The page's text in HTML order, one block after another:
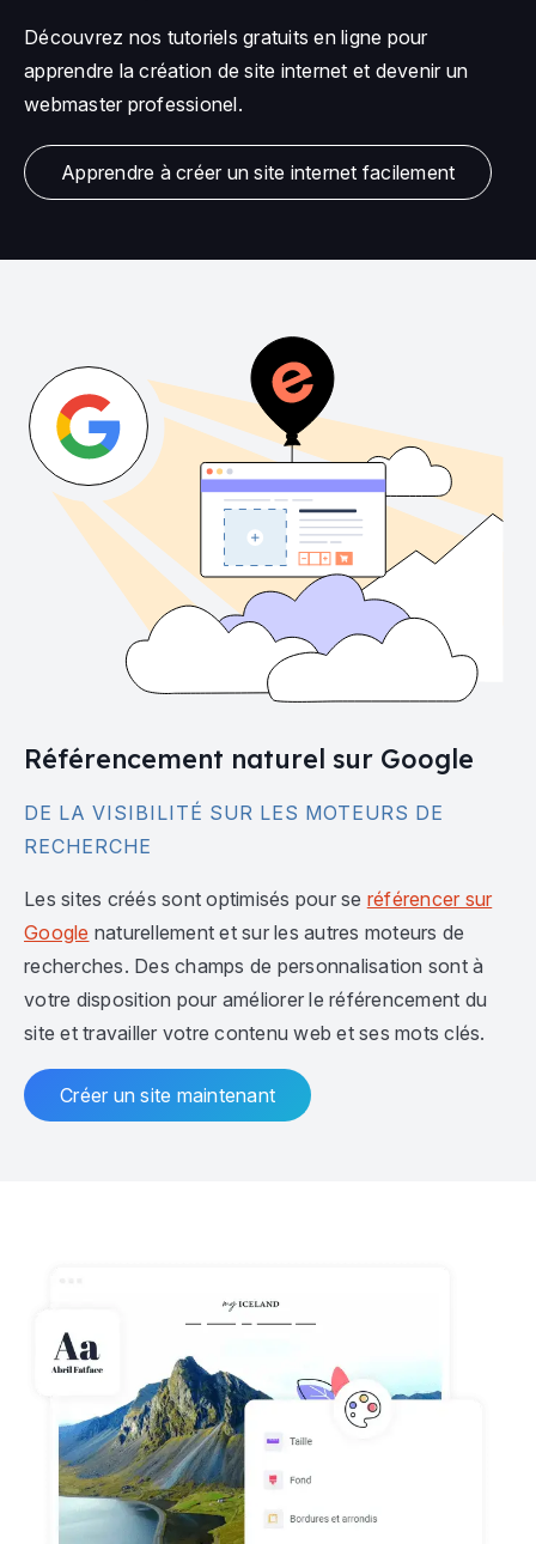
Découvrez nos tutoriels gratuits en ligne pour
apprendre la création de site internet et devenir un
webmaster professionel.
Apprendre à créer un site internet facilement
Référencement naturel sur Google
DE LA VISIBILITÉ SUR LES MOTEURS DE
RECHERCHE
Les sites créés sont optimisés pour se référencer sur
Google naturellement et sur les autres moteurs de
recherches. Des champs de personnalisation sont à
votre disposition pour améliorer le référencement du
site et travailler votre contenu web et ses mots clés.
Créer un site maintenant